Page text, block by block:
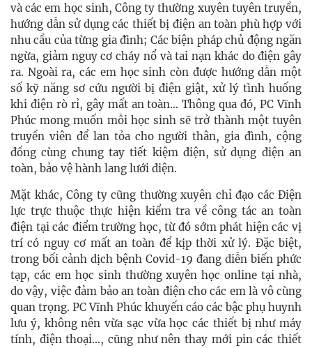
và các em học sinh, Công ty thường xuyên tuyên truyền,
hướng dẫn sử dụng các thiết bị điện an toàn phù hợp với
nhu cầu của từng gia đình; Các biện pháp chủ động ngăn
ngừa, giảm nguy cơ cháy nổ và tai nạn khác do điện gây
ra. Ngoài ra, các em học sinh còn được hướng dẫn một
số kỹ năng sơ cứu người bị điện giật, xử lý tình huống
khi điện rò rỉ, gây mất an toàn… Thông qua đó, PC Vĩnh
Phúc mong muốn mỗi học sinh sẽ trở thành một tuyên
truyền viên để lan tỏa cho người thân, gia đình, cộng
đồng cùng chung tay tiết kiệm điện, sử dụng điện an
toàn, bảo vệ hành lang lưới điện.
Mặt khác, Công ty cũng thường xuyên chỉ đạo các Điện
lực trực thuộc thực hiện kiểm tra về công tác an toàn
điện tại các điểm trường học, từ đó sớm phát hiện các vị
trí có nguy cơ mất an toàn để kịp thời xử lý. Đặc biệt,
trong bối cảnh dịch bệnh Covid-19 đang diễn biến phức
tạp, các em học sinh thường xuyên học online tại nhà,
do vậy, việc đảm bảo an toàn điện cho các em là vô cùng
quan trọng. PC Vĩnh Phúc khuyến cáo các bậc phụ huynh
lưu ý, không nên vừa sạc vừa học các thiết bị như máy
tính, điện thoại…, cũng như nên thay mới pin các thiết